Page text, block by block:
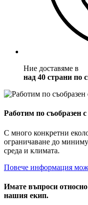
Ние доставяме в
над 40 страни по
Работим по съобразен
С много конкретни
ограничаване до
среда и климата.
Повече информация
Имате въпроси
нашия екип.